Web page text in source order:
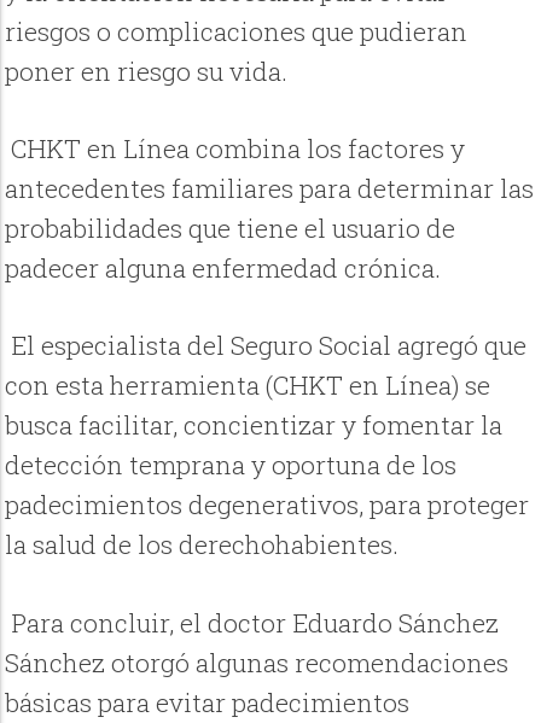
riesgos o complicaciones que pudieran
poner en riesgo su vida.
CHKT en Línea combina los factores y
antecedentes familiares para determinar las
probabilidades que tiene el usuario de
padecer alguna enfermedad crónica.
El especialista del Seguro Social agregó que
con esta herramienta (CHKT en Línea) se
busca facilitar, concientizar y fomentar la
detección temprana y oportuna de los
padecimientos degenerativos, para proteger
la salud de los derechohabientes.
Para concluir, el doctor Eduardo Sánchez
Sánchez otorgó algunas recomendaciones
básicas para evitar padecimientos